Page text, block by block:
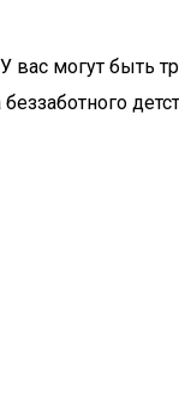
могут быть